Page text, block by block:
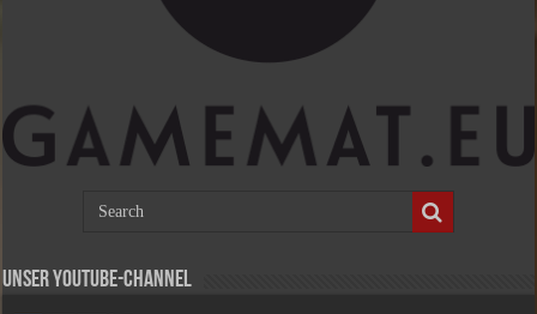
Unser Youtube-Channel